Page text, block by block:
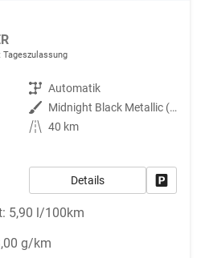
Tageszulassung
Getriebe Automatik
Außenfarbe
Midnight Black Metallic (0E)
Kilometerstand 40 km
Details
5,90 l/100km
g/km